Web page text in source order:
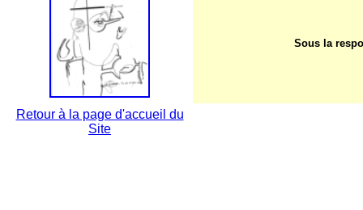
Sous la
Retour à la page d'accueil du
Site